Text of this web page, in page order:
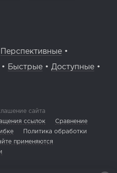
Перспективные •
• Быстрые • Доступные •
сайта
ссылок
Сравнение
Политика обработки
применяются